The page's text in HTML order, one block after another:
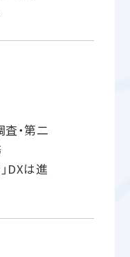
査・第二
DXは進